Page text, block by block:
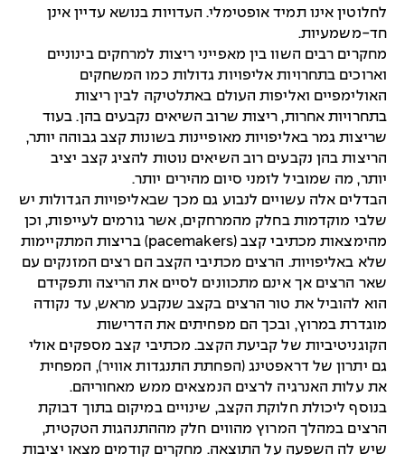
לחלוטין אינו תמיד אופטימלי. העדויות בנושא עדיין אינן
חד-משמעיות.
מחקרים רבים השוו בין מאפייני ריצות למרחקים בינוניים
וארוכים בתחרויות אליפויות גדולות כמו המשחקים
האולימפיים ואליפות העולם באתלטיקה לבין ריצות
בתחרויות אחרות, ריצות שרוב השיאים נקבעים בהן. בעוד
שריצות גמר באליפויות מאופיינות בשונות קצב גבוהה יותר,
הריצות בהן נקבעים רוב השיאים נוטות להציג קצב יציב
יותר, מה שמוביל לזמני סיום מהירים יותר.
הבדלים אלה עשויים לנבוע גם מכך שבאליפויות הגדולות יש
שלבי מוקדמות בחלק מהמרחקים, אשר גורמים לעייפות, וכן
מהימצאות מכתיבי קצב (pacemakers) בריצות המתקיימות
שלא באליפויות. הרצים מכתיבי הקצב הם רצים המזנקים עם
שאר הרצים אך אינם מתכוונים לסיים את הריצה ותפקידם
הוא להוביל את טור הרצים בקצב שנקבע מראש, עד נקודה
מוגדרת במרוץ, ובכך הם מפחיתים את הדרישות
הקוגניטיביות של קביעת הקצב. מכתיבי קצב מספקים אולי
גם יתרון של דראפטינג (הפחתת התנגדות אוויר), המפחית
את עלות האנרגיה לרצים הנמצאים ממש מאחוריהם.
בנוסף ליכולת חלוקת הקצב, שינויים במיקום בתוך דבוקת
הרצים במהלך המרוץ מהווים חלק מההתנהגות הטקטית,
שיש לה השפעה על התוצאה. מחקרים קודמים מצאו יציבות